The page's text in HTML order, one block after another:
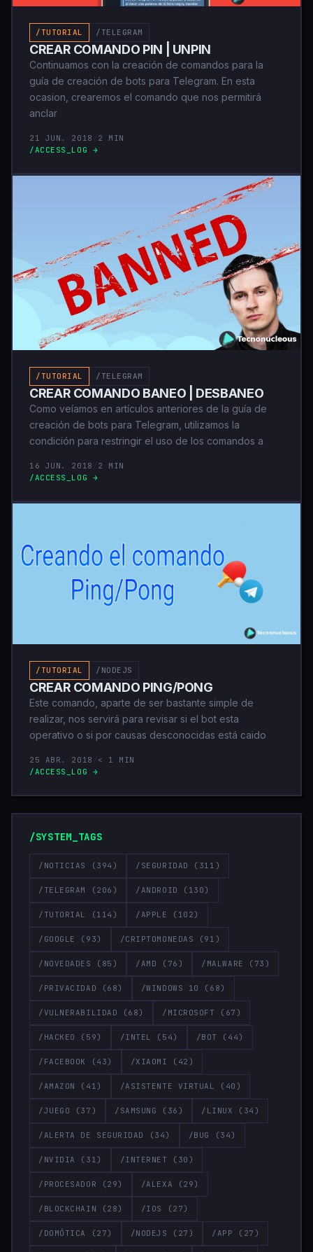
/TUTORIAL /TELEGRAM
CREAR COMANDO PIN | UNPIN
Continuamos con la creación de comandos para la
guía de creación de bots para Telegram. En esta
ocasion, crearemos el comando que nos permitirá
anclar
21 JUN. 2018
2 MIN
/ACCESS_LOG →
/TUTORIAL /TELEGRAM
CREAR COMANDO BANEO | DESBANEO
Como veíamos en artículos anteriores de la guía de
creación de bots para Telegram, utilizamos la
condición para restringir el uso de los comandos a
16 JUN. 2018
2 MIN
/ACCESS_LOG →
/TUTORIAL /NODEJS
CREAR COMANDO PING/PONG
Este comando, aparte de ser bastante simple de
realizar, nos servirá para revisar si el bot esta
operativo o si por causas desconocidas está caido
25 ABR. 2018
< 1 MIN
/ACCESS_LOG →
/SYSTEM_TAGS
/NOTICIAS (394) /SEGURIDAD (311)
/TELEGRAM (206) /ANDROID (130)
/TUTORIAL (114) /APPLE (102)
/GOOGLE (93) /CRIPTOMONEDAS (91)
/NOVEDADES (85) /AMD (76) /MALWARE (73)
/PRIVACIDAD (68) /WINDOWS 10 (68)
/VULNERABILIDAD (68) /MICROSOFT (67)
/HACKEO (59) /INTEL (54) /BOT (44)
/FACEBOOK (43) /XIAOMI (42)
/AMAZON (41) /ASISTENTE VIRTUAL (40)
/JUEGO (37) /SAMSUNG (36) /LINUX (34)
/ALERTA DE SEGURIDAD (34) /BUG (34)
/NVIDIA (31) /INTERNET (30)
/PROCESADOR (29) /ALEXA (29)
/BLOCKCHAIN (28) /IOS (27)
/DOMÓTICA (27) /NODEJS (27) /APP (27)